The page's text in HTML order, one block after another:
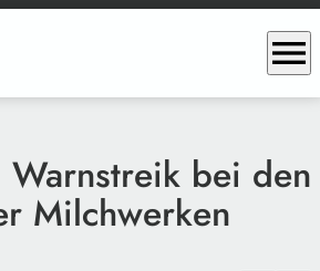
menu
bei den
Milchwerken